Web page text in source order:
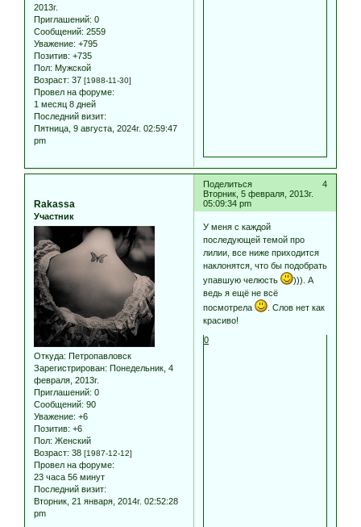
2013г.
Приглашений: 0
Сообщений: 2559
Уважение: +795
Позитив: +735
Пол: Мужской
Возраст: 37 [1988-11-30]
Провел на форуме:
1 месяц 8 дней
Последний визит:
Пятница, 9 августа, 2024г. 02:59:47
pm
Поделиться
4
Вторник, 5 февраля, 2013г.
05:09:34 pm
Rakassa
Участник
Откуда: Петропавловск
Зарегистрирован: Понедельник, 4
февраля, 2013г.
Приглашений: 0
Сообщений: 90
Уважение: +6
Позитив: +6
Пол: Женский
Возраст: 38 [1987-12-12]
Провел на форуме:
23 часа 56 минут
Последний визит:
Вторник, 21 января, 2014г. 02:52:28
pm
У меня с каждой
последующей темой про
лилии, все ниже приходится
наклонятся, что бы подобрать
упавшую челюсть
))). А
ведь я ещё не всё
посмотрела
. Слов нет как
красиво!
0